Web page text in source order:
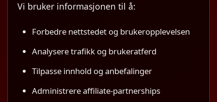
Vi bruker informasjonen til å:
Forbedre nettstedet og brukeropplevelsen
Analysere trafikk og brukeratferd
Tilpasse innhold og anbefalinger
Administrere affiliate-partnerships